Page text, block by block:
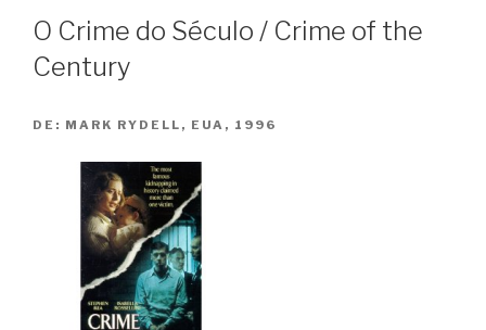
O Crime do Século / Crime of the
Century
DE: MARK RYDELL, EUA, 1996